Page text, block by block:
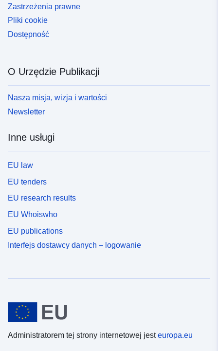
Zastrzeżenia prawne
Pliki cookie
Dostępność
O Urzędzie Publikacji
Nasza misja, wizja i wartości
Newsletter
Inne usługi
EU law
EU tenders
EU research results
EU Whoiswho
EU publications
Interfejs dostawcy danych – logowanie
Administratorem tej strony internetowej jesteuropa.eu